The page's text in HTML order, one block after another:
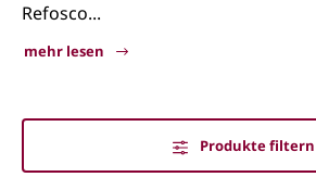
Refosco...
mehr lesen
Produkte filtern